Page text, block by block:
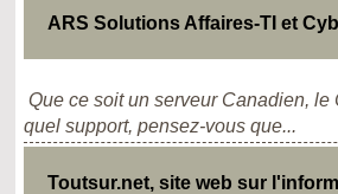
ARS Solutions Affaires-TI et
Que ce soit un serveur Canadien, le
quel support, pensez-vous que...
Toutsur.net, site web sur